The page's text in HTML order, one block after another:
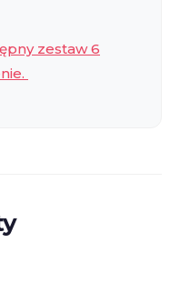
zestaw 6